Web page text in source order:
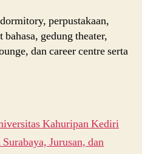
perpustakaan,
gedung theater,
dan career centre serta
Kahuripan Kediri
Jurusan, dan